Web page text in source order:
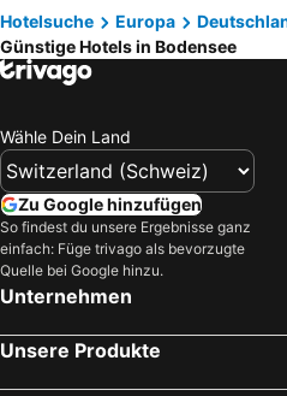
B&B Hotel Konstanz
Hotel Bayerischer Hof
SEEhotel Friedrichshafen
PLAZA Hotel Föhr am Bodensee
Hey Lou Hotel Friedrichshafen
Hotel Traube am See
Hotel Schiff Konstanz
Insel-Hotel-Lindau
Hotel & Gästehaus Seehof
Garner Hotel Friedrichshafen By Ihg
Hotelsuche Europa
Günstige Hotels in Bodensee
Wähle Dein Land
Zu Google hinzufügen
So findest du unsere Ergebnisse ganz
einfach: Füge trivago als bevorzugte
Quelle bei Google hinzu.
Unternehmen
Unsere Produkte